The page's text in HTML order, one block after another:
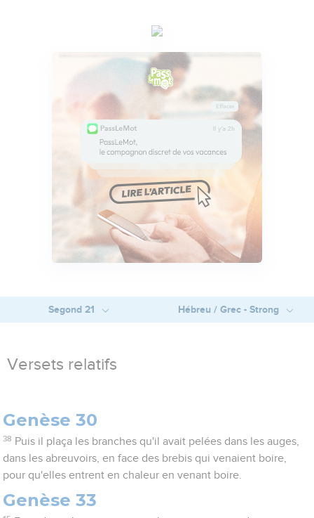
Segond 21 Hébreu / Grec - Strong
Versets relatifs
Genèse 30
38 Puis il plaça les branches qu'il avait pelées dans les auges,
dans les abreuvoirs, en face des brebis qui venaient boire,
pour qu'elles entrent en chaleur en venant boire.
Genèse 33